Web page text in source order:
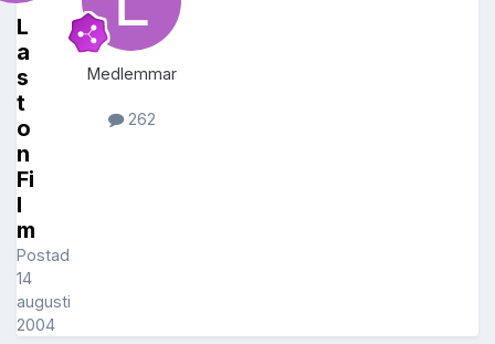
L
a
s
t
o
n
Fi
l
m
Postad
14
augusti
2004
Medlemmar
262